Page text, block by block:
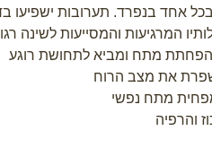
אחד בנפרד. תערובות ישפיעו
המרגיעות והמסייעות לשינה
מתח ומביא לתחושת רוגע
את מצב הרוח
מתח נפשי
והרפיה